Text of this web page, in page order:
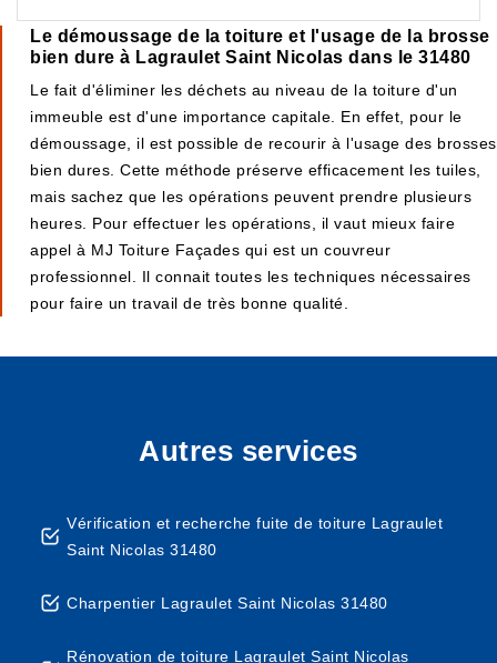
Le démoussage de la toiture et l'usage de la brosse
bien dure à Lagraulet Saint Nicolas dans le 31480
Le fait d'éliminer les déchets au niveau de la toiture d'un
immeuble est d'une importance capitale. En effet, pour le
démoussage, il est possible de recourir à l'usage des brosses
bien dures. Cette méthode préserve efficacement les tuiles,
mais sachez que les opérations peuvent prendre plusieurs
heures. Pour effectuer les opérations, il vaut mieux faire
appel à MJ Toiture Façades qui est un couvreur
professionnel. Il connait toutes les techniques nécessaires
pour faire un travail de très bonne qualité.
Autres services
Vérification et recherche fuite de toiture Lagraulet
Saint Nicolas 31480
Charpentier Lagraulet Saint Nicolas 31480
Rénovation de toiture Lagraulet Saint Nicolas